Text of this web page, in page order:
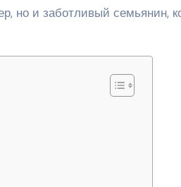
но и заботливый семьянин,